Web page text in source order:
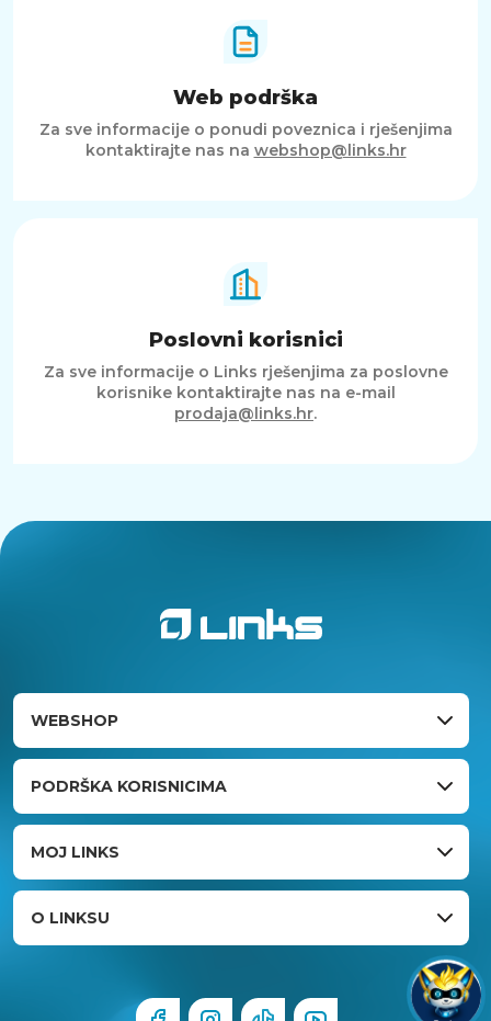
Web podrška
Za sve informacije o ponudi poveznica i rješenjima
kontaktirajte nas na webshop@links.hr
Poslovni korisnici
Za sve informacije o Links rješenjima za poslovne
korisnike kontaktirajte nas na e-mail
prodaja@links.hr.
WEBSHOP
PODRŠKA KORISNICIMA
MOJ LINKS
O LINKSU